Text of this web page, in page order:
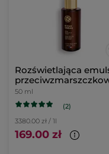
Rozświetlająca
na dzień
50 ml
(2)
3380.00 zł / 1l
169.00 zł